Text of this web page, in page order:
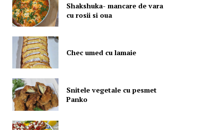
Shakshuka- mancare de vara
cu rosii si oua
Chec umed cu lamaie
Snitele vegetale cu pesmet
Panko